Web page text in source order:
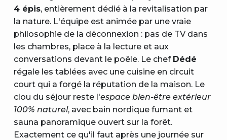
4 épis, entièrement dédié à la revitalisation par
la nature. L'équipe est animée par une vraie
philosophie de la déconnexion : pas de TV dans
les chambres, place à la lecture et aux
conversations devant le poêle. Le chef Dédé
régale les tablées avec une cuisine en circuit
court qui a forgé la réputation de la maison. Le
clou du séjour reste l'espace bien-être extérieur
100% naturel, avec bain nordique fumant et
sauna panoramique ouvert sur la forêt.
Exactement ce qu'il faut après une journée sur